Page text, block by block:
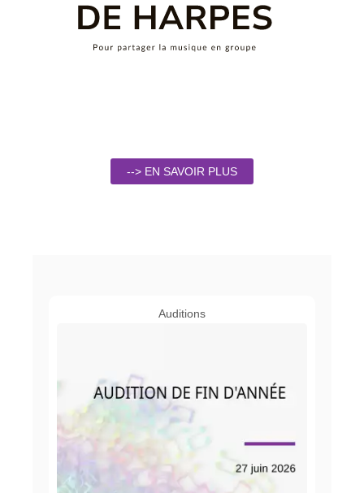
--> EN SAVOIR PLUS
Auditions